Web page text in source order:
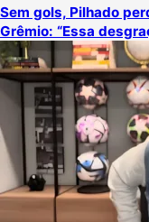
Sem gols, Pilhado
Grêmio: “Essa